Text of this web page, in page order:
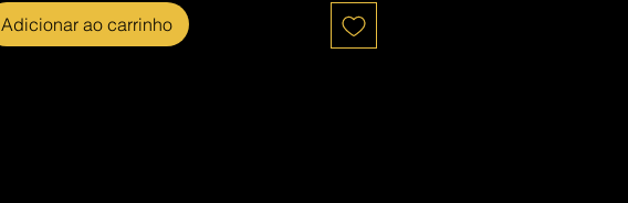
Adicionar ao carrinho